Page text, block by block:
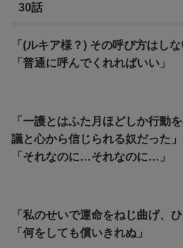
30話
「(ルキア様？) その呼び方はしな
「普通に呼んでくれればいい」
「一護とはふた月ほどしか行動
議と心から信じられる奴だった」
「それなのに…それなのに…」
「私のせいで運命をねじ曲げ、
「何をしても償いきれぬ」